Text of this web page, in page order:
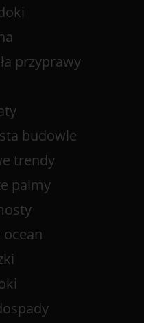
przyprawy
budowle
trendy
palmy